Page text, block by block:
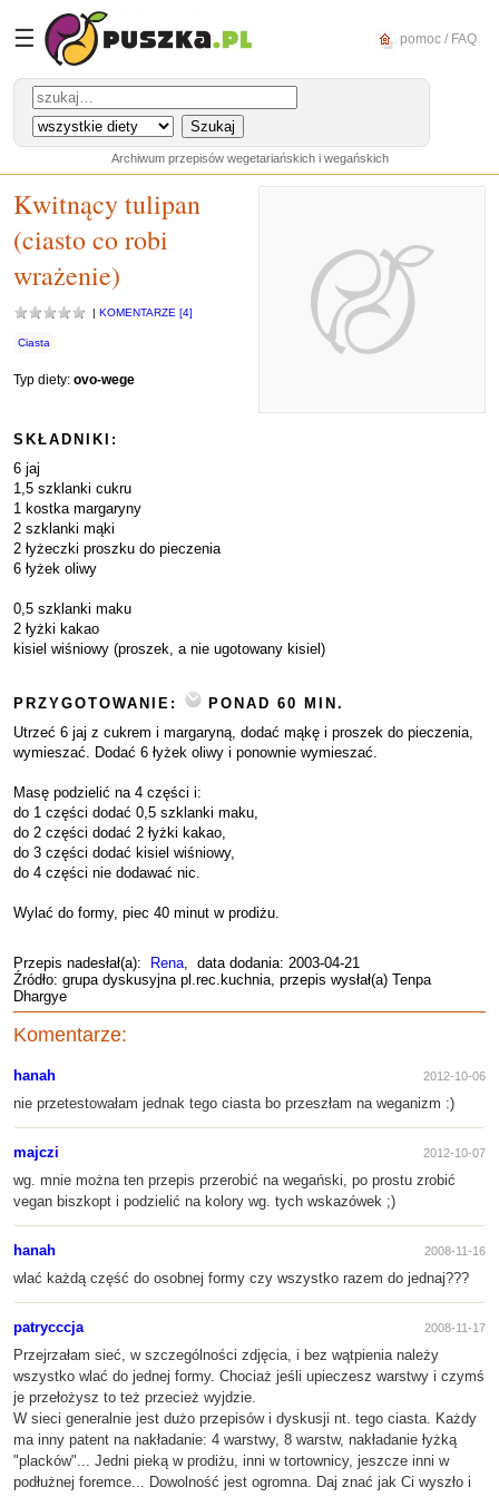
☰ pomoc / FAQ
Archiwum przepisów wegetariańskich i wegańskich
Kwitnący tulipan
(ciasto co robi
wrażenie)
| KOMENTARZE [4]
Ciasta
Typ diety: ovo-wege
SKŁADNIKI:
6 jaj
1,5 szklanki cukru
1 kostka margaryny
2 szklanki mąki
2 łyżeczki proszku do pieczenia
6 łyżek oliwy
0,5 szklanki maku
2 łyżki kakao
kisiel wiśniowy (proszek, a nie ugotowany kisiel)
PRZYGOTOWANIE:
PONAD 60 MIN.
Utrzeć 6 jaj z cukrem i margaryną, dodać mąkę i proszek do pieczenia,
wymieszać. Dodać 6 łyżek oliwy i ponownie wymieszać.
Masę podzielić na 4 części i:
do 1 części dodać 0,5 szklanki maku,
do 2 części dodać 2 łyżki kakao,
do 3 części dodać kisiel wiśniowy,
do 4 części nie dodawać nic.
Wylać do formy, piec 40 minut w prodiżu.
Przepis nadesłał(a): Rena, data dodania: 2003-04-21
Źródło: grupa dyskusyjna pl.rec.kuchnia, przepis wysłał(a) Tenpa
Dhargye
Komentarze:
hanah 2012-10-06
nie przetestowałam jednak tego ciasta bo przeszłam na weganizm :)
majczi 2012-10-07
wg. mnie można ten przepis przerobić na wegański, po prostu zrobić
vegan biszkopt i podzielić na kolory wg. tych wskazówek ;)
hanah 2008-11-16
wlać każdą część do osobnej formy czy wszystko razem do jednaj???
patrycccja 2008-11-17
Przejrzałam sieć, w szczególności zdjęcia, i bez wątpienia należy
wszystko wlać do jednej formy. Chociaż jeśli upieczesz warstwy i czymś
je przełożysz to też przecież wyjdzie.
W sieci generalnie jest dużo przepisów i dyskusji nt. tego ciasta. Każdy
ma inny patent na nakładanie: 4 warstwy, 8 warstw, nakładanie łyżką
"placków"... Jedni pieką w prodiżu, inni w tortownicy, jeszcze inni w
podłużnej foremce... Dowolność jest ogromna. Daj znać jak Ci wyszło i